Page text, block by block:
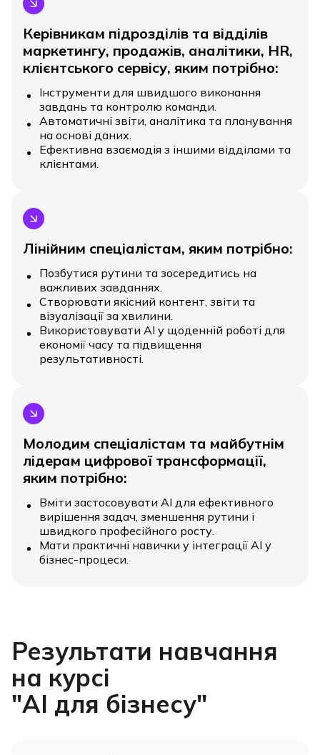
Керівникам підрозділів та відділів
маркетингу, продажів, аналітики, HR,
клієнтського сервісу, яким потрібно:
Інструменти для швидшого виконання
завдань та контролю команди.
Автоматичні звіти, аналітика та планування
на основі даних.
Ефективна взаємодія з іншими відділами та
клієнтами.
Лінійним спеціалістам, яким потрібно:
Позбутися рутини та зосередитись на
важливих завданнях.
Створювати якісний контент, звіти та
візуалізації за хвилини.
Використовувати AI у щоденній роботі для
економії часу та підвищення
результативності.
Молодим спеціалістам та майбутнім
лідерам цифрової трансформації,
яким потрібно:
Вміти застосовувати АІ для ефективного
вирішення задач, зменшення рутини і
швидкого професійного росту.
Мати практичні навички у інтеграції АІ у
бізнес-процеси.
Результати навчання
на курсі
"AI для бізнесу"